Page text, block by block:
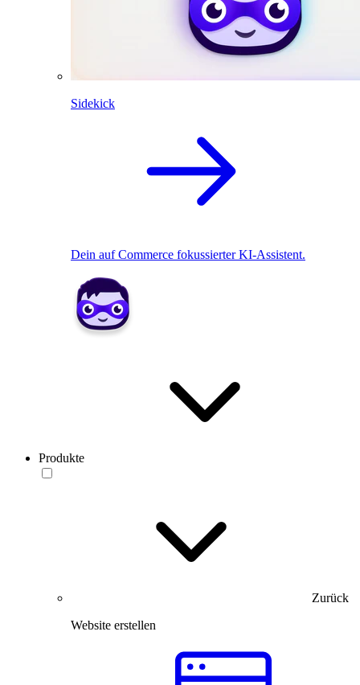
Sidekick
Dein auf Commerce fokussierter KI-Assistent.
Produkte
Zurück
Website erstellen